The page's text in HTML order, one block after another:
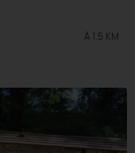
À 1.5 KM